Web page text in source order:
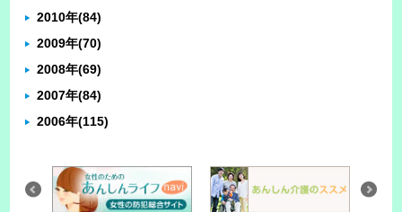
2010年(84)
2009年(70)
2008年(69)
2007年(84)
2006年(115)